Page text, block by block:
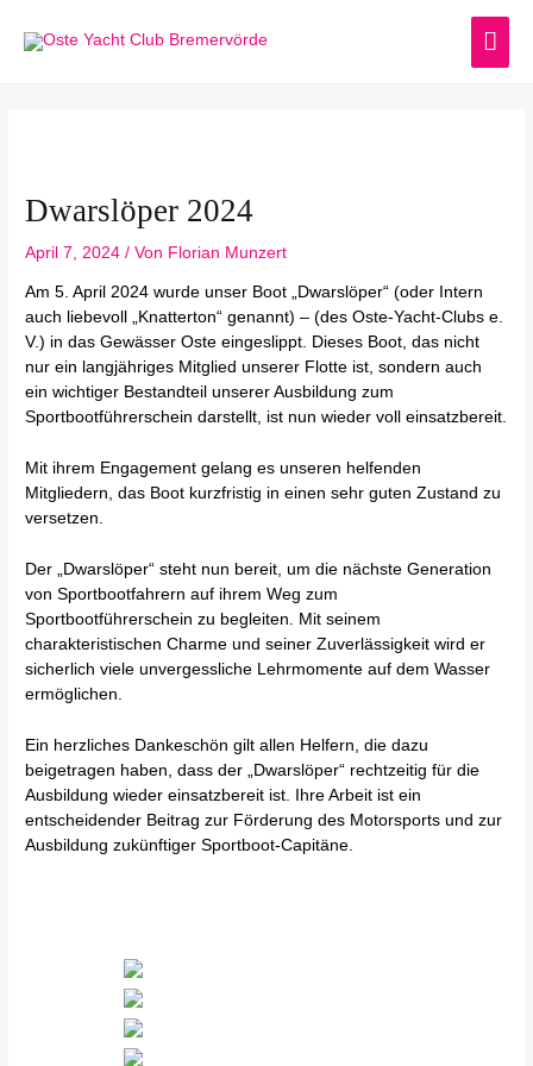
Inhalt
Dwarslöper 2024
April 7, 2024/ Von Florian Munzert
Am 5. April 2024 wurde unser Boot „Dwarslöper“ (oder Intern
auch liebevoll „Knatterton“ genannt) – (des Oste-Yacht-Clubs e.
V.) in das Gewässer Oste eingeslippt. Dieses Boot, das nicht
nur ein langjähriges Mitglied unserer Flotte ist, sondern auch
ein wichtiger Bestandteil unserer Ausbildung zum
Sportbootführerschein darstellt, ist nun wieder voll einsatzbereit.
Mit ihrem Engagement gelang es unseren helfenden
Mitgliedern, das Boot kurzfristig in einen sehr guten Zustand zu
versetzen.
Der „Dwarslöper“ steht nun bereit, um die nächste Generation
von Sportbootfahrern auf ihrem Weg zum
Sportbootführerschein zu begleiten. Mit seinem
charakteristischen Charme und seiner Zuverlässigkeit wird er
sicherlich viele unvergessliche Lehrmomente auf dem Wasser
ermöglichen.
Ein herzliches Dankeschön gilt allen Helfern, die dazu
beigetragen haben, dass der „Dwarslöper“ rechtzeitig für die
Ausbildung wieder einsatzbereit ist. Ihre Arbeit ist ein
entscheidender Beitrag zur Förderung des Motorsports und zur
Ausbildung zukünftiger Sportboot-Capitäne.